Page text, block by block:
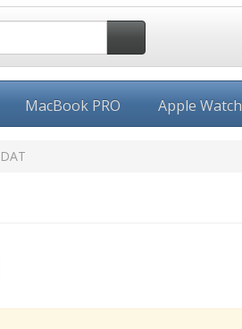
MacBook PRO Apple Watch